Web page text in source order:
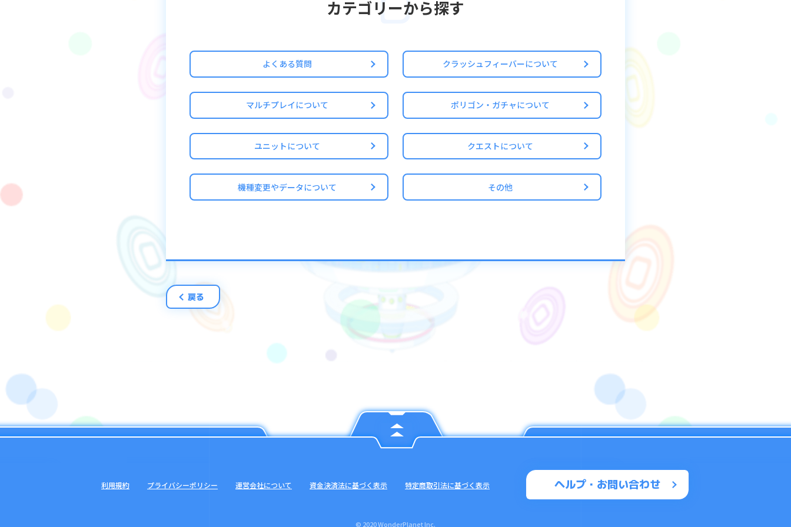
・ソロプレイ専用で、パーティの4人目は自身のユニットとなります。
・3x3【ウィザード級＆超ウィザード級】、4x4【極ウィザード級＆狂ウィザード級】、5x5【狂ウィザード級
・ステージクリア時に使用したユニットは同じトラバーサルクエスト内では使用できなくなります。
・2体や3体の編成はできず、4体編成のみとなります。
・同じユニットを複数所持している場合は、ステージごとに使い分けることができます。
・ステージクリア状況とユニット使用状況をリセットすることは可能です。
・クリアしたステージで縦・横・斜めの列を揃えていくと、揃ったラインの数により報酬が獲得できます。
■ステージクリア状況とユニット使用状況のリセットについて
下記の2つの方法で、エナジーを消費してステージ単位でリセットが可能です。
・クエストタイルからリセット
1、クリア済みのクエストタイルをタップ
2、消費エナジー量を確認して「リセット」をタップ
1、「使用可能ユニット」をタップ
3、消費エナジー量を確認して「リセット」をタップ
こちらのクエストで獲得できるアイテムは、特定のユニットのスキン解放アイテムとなります。
カテゴリーから探す
よくある質問 クラッシュフィーバーについて
マルチプレイについて ポリゴン・ガチャについて
ユニットについて クエストについて
機種変更やデータについて その他
戻る
ヘルプ・お問い合わせ
利用規約 プライバシーポリシー 運営会社について 資金決済法に基づく表示 特定商取引法に基づく表示
© 2020 WonderPlanet Inc.